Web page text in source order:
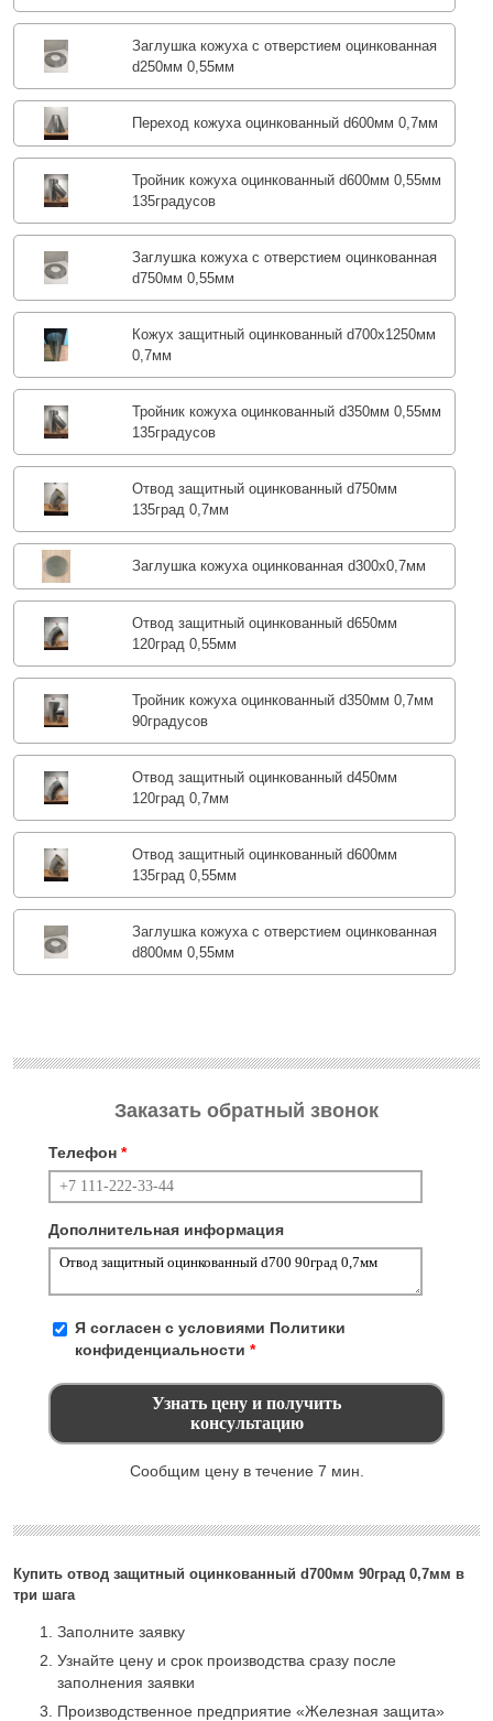
Заглушка кожуха с отверстием оцинкованная
d250мм 0,55мм
Переход кожуха оцинкованный d600мм 0,7мм
Тройник кожуха оцинкованный d600мм 0,55мм
135градусов
Заглушка кожуха с отверстием оцинкованная
d750мм 0,55мм
Кожух защитный оцинкованный d700х1250мм
0,7мм
Тройник кожуха оцинкованный d350мм 0,55мм
135градусов
Отвод защитный оцинкованный d750мм
135град 0,7мм
Заглушка кожуха оцинкованная d300х0,7мм
Отвод защитный оцинкованный d650мм
120град 0,55мм
Тройник кожуха оцинкованный d350мм 0,7мм
90градусов
Отвод защитный оцинкованный d450мм
120град 0,7мм
Отвод защитный оцинкованный d600мм
135град 0,55мм
Заглушка кожуха с отверстием оцинкованная
d800мм 0,55мм
Купить отвод защитный оцинкованный d700мм 90град 0,7мм в
три шага
Заполните заявку
Узнайте цену и срок производства сразу после
заполнения заявки
Производственное предприятие «Железная защита»
Заказать обратный звонок
Телефон *
Дополнительная информация
Я согласен с условиями Политики
конфиденциальности *
Сообщим цену в течение 7 мин.